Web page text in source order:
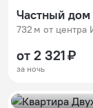
Частный дом
732 м от центра
от 2 321 ₽
за ночь